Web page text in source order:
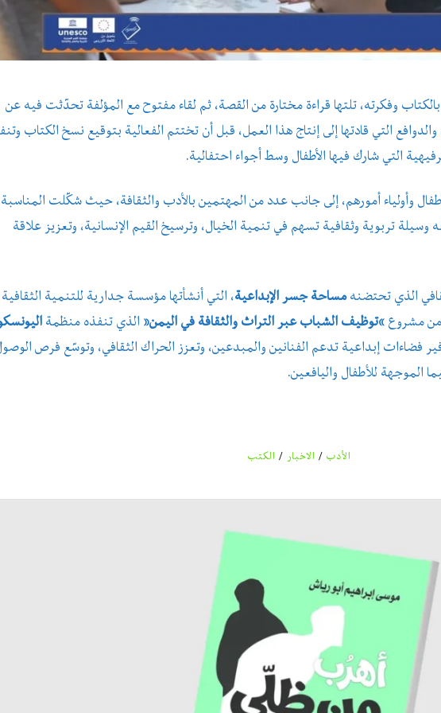
وفكرته، تلتها قراءة مختارة من القصة، ثم لقاء مفتوح مع المؤلفة تحدّثت فيه عن
التي قادتها إلى إنتاج هذا العمل، قبل أن تختتم الفعالية بتوقيع نسخ الكتاب
التي شارك فيها الأطفال وسط أجواء احتفالية.
وأولياء أمورهم، إلى جانب عدد من المهتمين بالأدب والثقافة، حيث شكّلت المناسبة
تربوية وثقافية تسهم في تنمية الخيال، وترسيخ القيم الإنسانية، وتعزيز علاقة
الذي تحتضنهمساحة جسر الإبداعية، التي أنشأتها مؤسسة جدارية للتنمية الثقافية
من مشروع“توظيف الشباب عبر التراث والثقافة في اليمن” الذي تنفذه منظمة
فضاءات إبداعية تدعم الفنانين والمبدعين، وتعزز الحراك الثقافي، وتوسّع فرص
الموجهة للأطفال واليافعين.
الأدب / الاخبار / الكتب